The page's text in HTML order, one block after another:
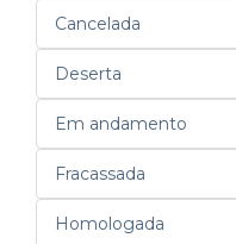
Cancelada
Deserta
Em andamento
Fracassada
Homologada